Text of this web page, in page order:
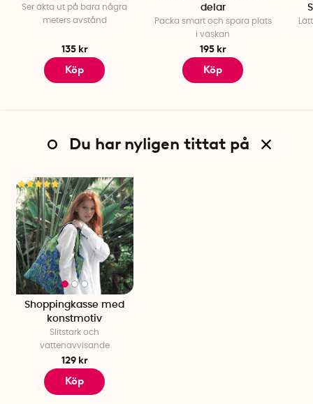
Ser äkta ut på bara några
meters avstånd
135 kr
Köp
delar
Packa smart och spara plats
i väskan
195 kr
Köp
Du har nyligen tittat på
Shoppingkasse med
konstmotiv
Slitstark och
vattenavvisande
129 kr
Köp